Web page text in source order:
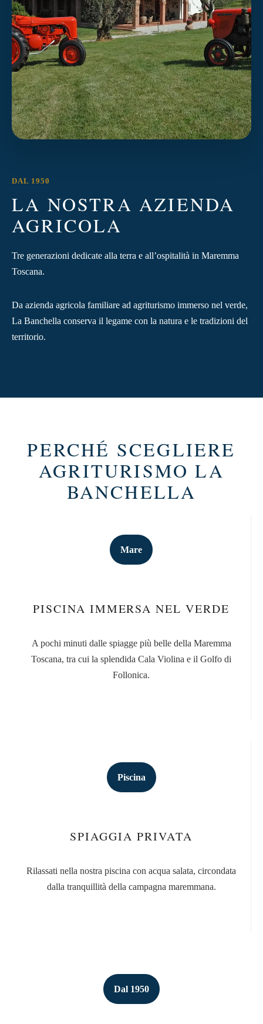
DAL 1950
LA NOSTRA AZIENDA
AGRICOLA
Tre generazioni dedicate alla terra e all’ospitalità in Maremma
Toscana.
Da azienda agricola familiare ad agriturismo immerso nel verde,
La Banchella conserva il legame con la natura e le tradizioni del
territorio.
PERCHÉ SCEGLIERE
AGRITURISMO LA
BANCHELLA
Mare
PISCINA IMMERSA NEL VERDE
A pochi minuti dalle spiagge più belle della Maremma
Toscana, tra cui la splendida Cala Violina e il Golfo di
Follonica.
Piscina
SPIAGGIA PRIVATA
Rilassati nella nostra piscina con acqua salata, circondata
dalla tranquillità della campagna maremmana.
Dal 1950